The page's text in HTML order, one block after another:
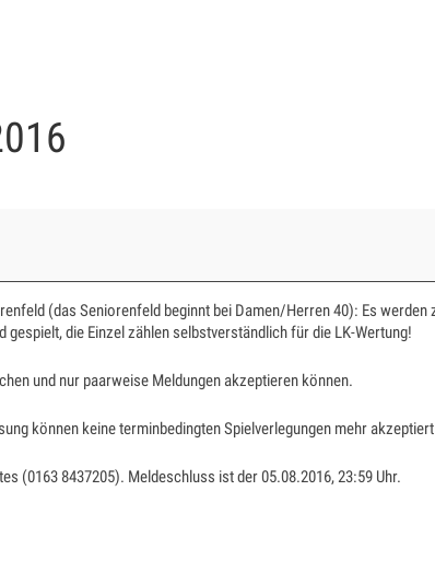
(das Seniorenfeld beginnt bei Damen/Herren 40): Es werden
die Einzel zählen selbstverständlich für die LK-Wertung!
und nur paarweise Meldungen akzeptieren können.
können keine terminbedingten Spielverlegungen mehr
(0163 8437205). Meldeschluss ist der 05.08.2016, 23:59 Uhr.